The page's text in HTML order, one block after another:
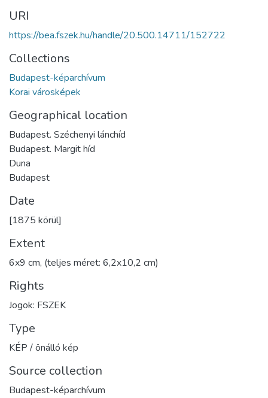
URI
https://bea.fszek.hu/handle/20.500.14711/152722
Collections
Budapest-képarchívum
Korai városképek
Geographical location
Budapest. Széchenyi lánchíd
Budapest. Margit híd
Duna
Budapest
Date
[1875 körül]
Extent
6x9 cm, (teljes méret: 6,2x10,2 cm)
Rights
Jogok: FSZEK
Type
KÉP / önálló kép
Source collection
Budapest-képarchívum